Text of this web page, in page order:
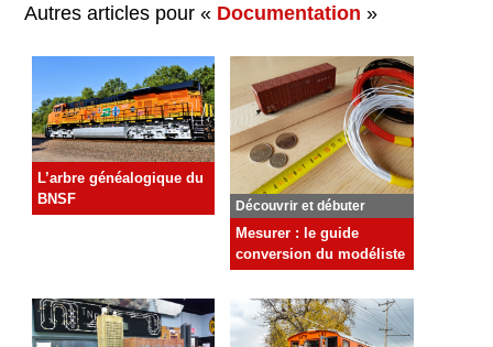
Autres articles pour « Documentation »
L’arbre généalogique du
BNSF
Découvrir et débuter
Mesurer : le guide
conversion du modéliste